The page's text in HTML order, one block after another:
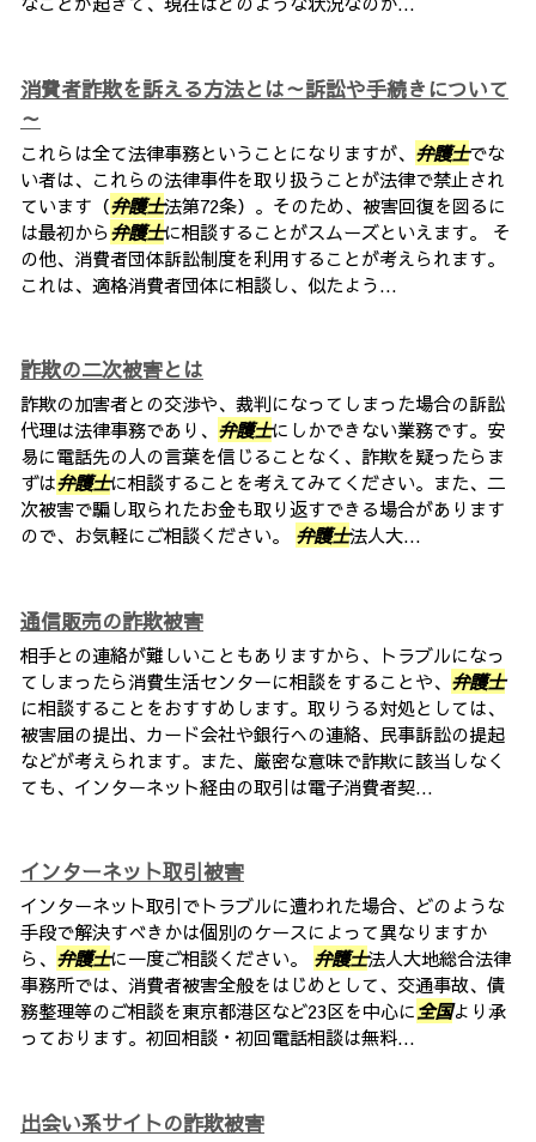
消費者詐欺を訴える方法とは～訴訟や手続きについて
～
これらは全て法律事務ということになりますが、 弁護士でな
い者は、これらの法律事件を取り扱うことが法律で禁止され
ています（弁護士法第72条）。そのため、被害回復を図るに
は最初から弁護士に相談することがスムーズといえます。 そ
の他、消費者団体訴訟制度を利用することが考えられます。
これは、適格消費者団体に相談し、似たよう...
詐欺の二次被害とは
詐欺の加害者との交渉や、裁判になってしまった場合の訴訟
代理は法律事務であり、 弁護士にしかできない業務です。安
易に電話先の人の言葉を信じることなく、詐欺を疑ったらま
ずは弁護士に相談することを考えてみてください。また、二
次被害で騙し取られたお金も取り返すできる場合があります
ので、お気軽にご相談ください。 弁護士法人大...
通信販売の詐欺被害
相手との連絡が難しいこともありますから、トラブルになっ
てしまったら消費生活センターに相談をすることや、 弁護士
に相談することをおすすめします。取りうる対処としては、
被害届の提出、カード会社や銀行への連絡、民事訴訟の提起
などが考えられます。また、厳密な意味で詐欺に該当しなく
ても、インターネット経由の取引は電子消費者契...
インターネット取引被害
インターネット取引でトラブルに遭われた場合、どのような
手段で解決すべきかは個別のケースによって異なりますか
ら、 弁護士に一度ご相談ください。 弁護士法人大地総合法律
事務所では、消費者被害全般をはじめとして、交通事故、債
務整理等のご相談を東京都港区など23区を中心に全国より承
っております。初回相談・初回電話相談は無料...
出会い系サイトの詐欺被害